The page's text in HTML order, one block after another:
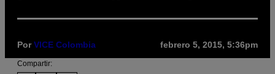
PorVICE Colombia febrero 5, 2015, 5:36pm
Compartir: